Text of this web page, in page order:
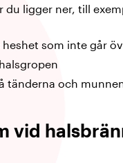
du ligger ner, till
heshet som inte går
tänderna och
vid